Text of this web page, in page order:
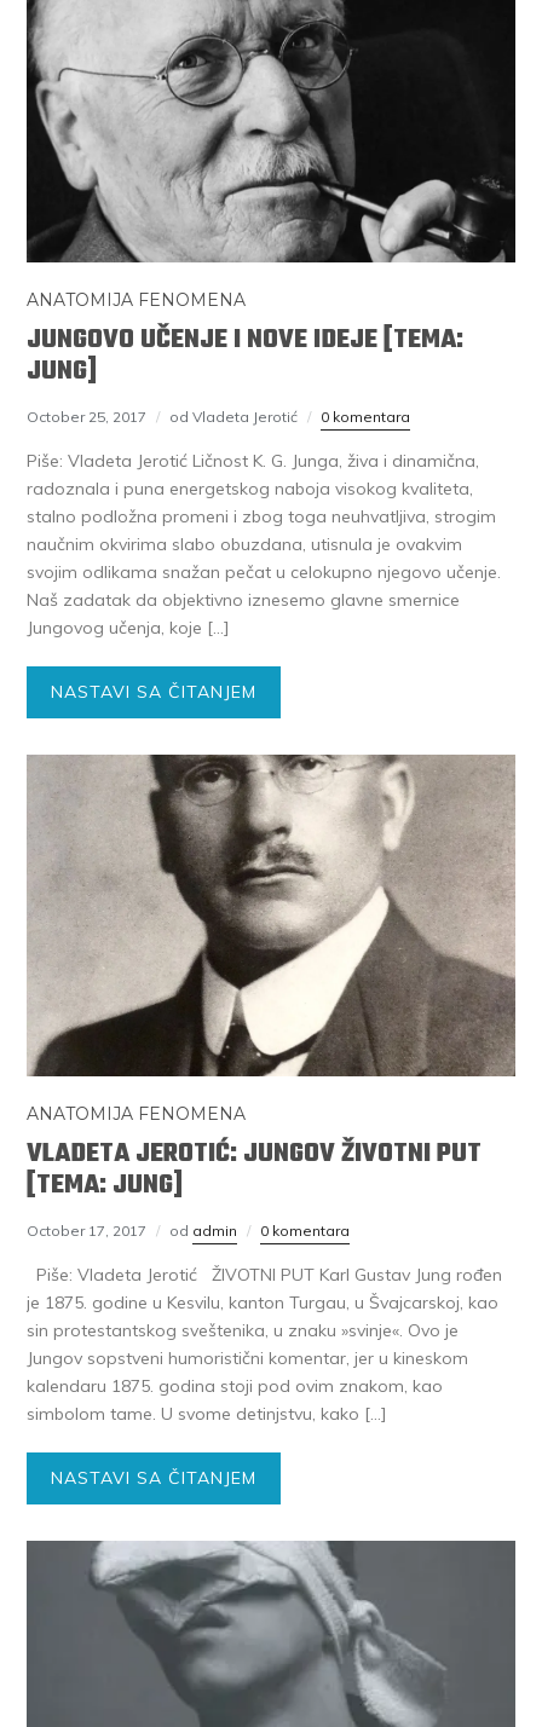
ANATOMIJA FENOMENA
JUNGOVO UČENJE I NOVE IDEJE [TEMA:
JUNG]
October 25, 2017 od Vladeta Jerotić 0 komentara
Piše: Vladeta Jerotić Ličnost K. G. Junga, živa i dinamična,
radoznala i puna energetskog naboja visokog kvaliteta,
stalno podložna promeni i zbog toga neuhvatljiva, strogim
naučnim okvirima slabo obuzdana, utisnula je ovakvim
svojim odlikama snažan pečat u celokupno njegovo učenje.
Naš zadatak da objektivno iznesemo glavne smernice
Jungovog učenja, koje […]
NASTAVI SA ČITANJEM
ANATOMIJA FENOMENA
VLADETA JEROTIĆ: JUNGOV ŽIVOTNI PUT
[TEMA: JUNG]
October 17, 2017 od admin 0 komentara
Piše: Vladeta Jerotić ŽIVOTNI PUT Karl Gustav Jung rođen
je 1875. godine u Kesvilu, kanton Turgau, u Švajcarskoj, kao
sin protestantskog sveštenika, u znaku »svinje«. Ovo je
Jungov sopstveni humoristični komentar, jer u kineskom
kalendaru 1875. godina stoji pod ovim znakom, kao
simbolom tame. U svome detinjstvu, kako […]
NASTAVI SA ČITANJEM